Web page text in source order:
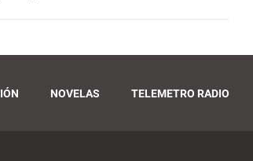
NOVELAS TELEMETRO RADIO